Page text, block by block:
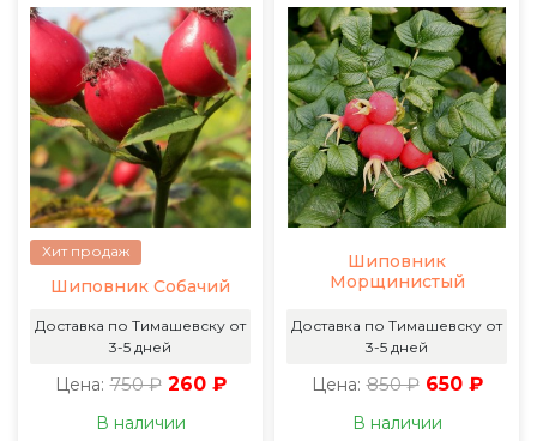
Хит продаж
Шиповник Собачий
Доставка по Тимашевску от
3-5 дней
Цена: 750 ₽ 260 ₽
В наличии
Шиповник
Морщинистый
Доставка по Тимашевску от
3-5 дней
Цена: 850 ₽ 650 ₽
В наличии